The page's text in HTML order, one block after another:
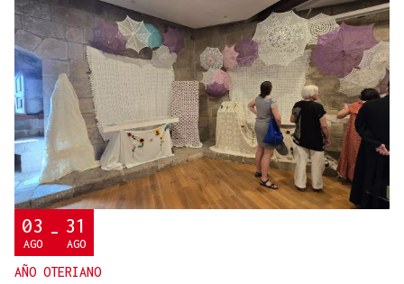
MADRES LACTANTES
Una "tetada" en Ourense para hacer visible la
lactancia
03
AGO - 31
AGO
AÑO OTERIANO